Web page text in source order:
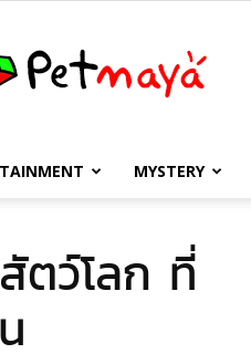
เพชร MYSTERY
ตว์โลก ที่